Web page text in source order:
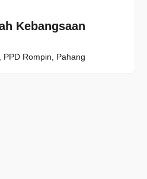
Kebangsaan
Rompin, Pahang